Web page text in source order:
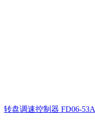
转盘调速控制器 FD06-53A